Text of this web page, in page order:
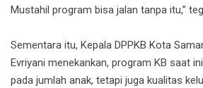
Mustahil program bisa jalan tanpa itu,”
Sementara itu, Kepala DPPKB Kota
Evriyani menekankan, program KB saat
pada jumlah anak, tetapi juga kualitas